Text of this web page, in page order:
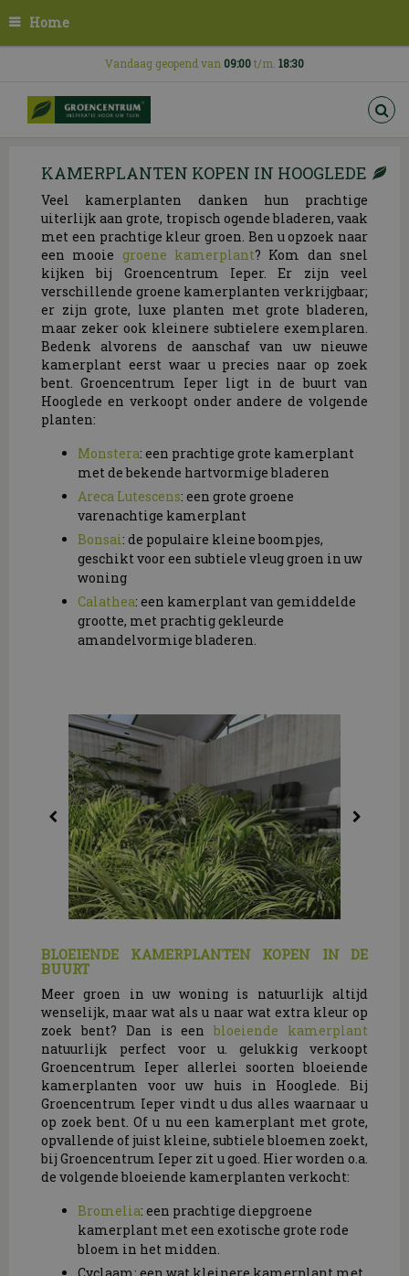
n
Home
Vandaag geopend van 09:00t/m. 18:30
KAMERPLANTEN KOPEN IN HOOGLEDE
Veel kamerplanten danken hun prachtige
uiterlijk aan grote, tropisch ogende bladeren, vaak
met een prachtige kleur groen. Ben u opzoek naar
een mooie groene kamerplant? Kom dan snel
kijken bij Groencentrum Ieper. Er zijn veel
verschillende groene kamerplanten verkrijgbaar;
er zijn grote, luxe planten met grote bladeren,
maar zeker ook kleinere subtielere exemplaren.
Bedenk alvorens de aanschaf van uw nieuwe
kamerplant eerst waar u precies naar op zoek
bent. Groencentrum Ieper ligt in de buurt van
Hooglede en verkoopt onder andere de volgende
planten:
Monstera: een prachtige grote kamerplant
met de bekende hartvormige bladeren
Areca Lutescens: een grote groene
varenachtige kamerplant
Bonsai: de populaire kleine boompjes,
geschikt voor een subtiele vleug groen in uw
woning
Calathea: een kamerplant van gemiddelde
grootte, met prachtig gekleurde
amandelvormige bladeren.
BLOEIENDE KAMERPLANTEN KOPEN IN DE
BUURT
Meer groen in uw woning is natuurlijk altijd
wenselijk, maar wat als u naar wat extra kleur op
zoek bent? Dan is een bloeiende kamerplant
natuurlijk perfect voor u. gelukkig verkoopt
Groencentrum Ieper allerlei soorten bloeiende
kamerplanten voor uw huis in Hooglede. Bij
Groencentrum Ieper vindt u dus alles waarnaar u
op zoek bent. Of u nu een kamerplant met grote,
opvallende of juist kleine, subtiele bloemen zoekt,
bij Groencentrum Ieper zit u goed. Hier worden o.a.
de volgende bloeiende kamerplanten verkocht:
Bromelia: een prachtige diepgroene
kamerplant met een exotische grote rode
bloem in het midden.
Cyclaam: een wat kleinere kamerplant met